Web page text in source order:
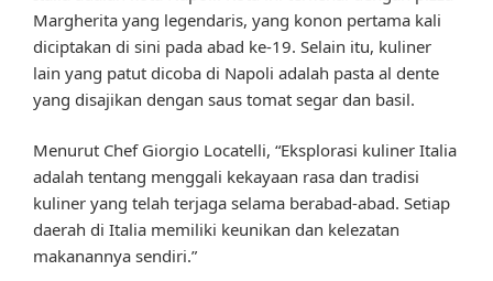
Margherita yang legendaris, yang konon pertama kali
diciptakan di sini pada abad ke-19. Selain itu, kuliner
lain yang patut dicoba di Napoli adalah pasta al dente
yang disajikan dengan saus tomat segar dan basil.
Menurut Chef Giorgio Locatelli, “Eksplorasi kuliner Italia
adalah tentang menggali kekayaan rasa dan tradisi
kuliner yang telah terjaga selama berabad-abad. Setiap
daerah di Italia memiliki keunikan dan kelezatan
makanannya sendiri.”